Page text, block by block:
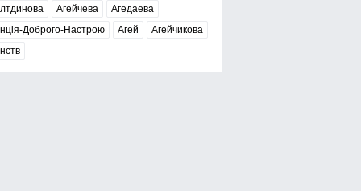
Агейчева
Агедаева
Доброго-Настрою
Агей
Агейчикова